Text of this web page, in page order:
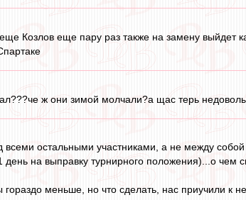
Козлов еще пару раз также на замену выйдет
ж они зимой молчали?а щас терь
остальными участниками, а не между
на выправку турнирного положения)...о чем
меньше, но что сделать, нас приучили к